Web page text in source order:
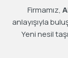
Firmamız,
anlayışıyla
Yeni nesil